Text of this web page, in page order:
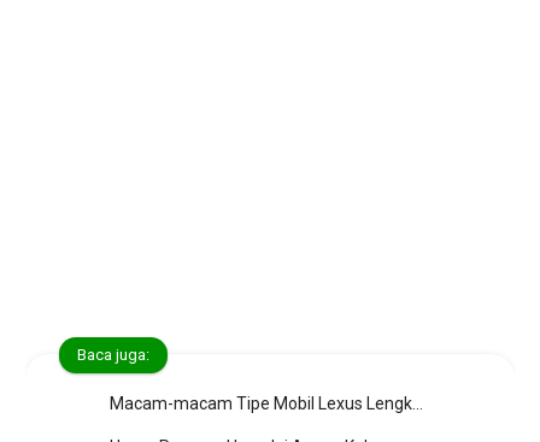
Baca juga: